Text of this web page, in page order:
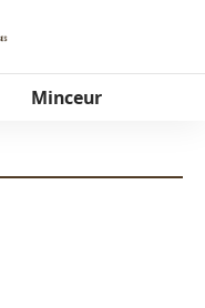
Minceur